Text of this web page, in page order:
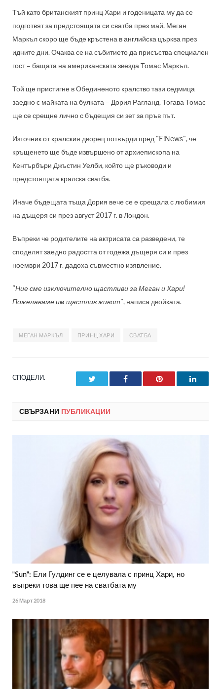
Тъй като британският принц Хари и годеницата му да се
подготвят за предстоящата си сватба през май, Меган
Маркъл скоро ще бъде кръстена в английска църква през
идните дни. Очаква се на събитието да присъства специален
гост – бащата на американската звезда Томас Маркъл.
Той ще пристигне в Обединеното кралство тази седмица
заедно с майката на булката – Дория Рагланд. Тогава Томас
ще се срещне лично с бъдещия си зет за пръв път.
Източник от кралския дворец потвърди пред "E!News", че
кръщенето ще бъде извършено от архиепископа на
Кентърбъри Джъстин Уелби, който ще ръководи и
предстоящата кралска сватба.
Иначе бъдещата тъща Дория вече се е срещала с любимия
на дъщеря си през август 2017 г. в Лондон.
Въпреки че родителите на актрисата са разведени, те
споделят заедно радостта от годежа дъщеря си и през
ноември 2017 г. дадоха съвместно изявление.
"Ние сме изключително щастливи за Меган и Хари!
Пожелаваме им щастлив живот", написа двойката.
МЕГАН МАРКЪЛ ПРИНЦ ХАРИ СВАТБА
СПОДЕЛИ. Facebook Pinterest
СВЪРЗАНИ ПУБЛИКАЦИИ
"Sun": Ели Гулдинг се е целувала с принц Хари, но
въпреки това ще пее на сватбата му
26 Март 2018